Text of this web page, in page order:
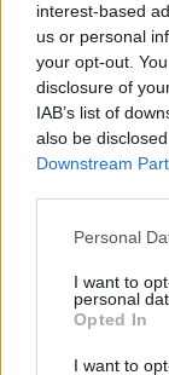
interest-based
us or personal
your opt-out.
disclosure of
IAB’s list of
also be
Downstream
Please note
not limited to
grant or deny
use your data
consent section.
Personal
I want to
personal
Opted In
I want to